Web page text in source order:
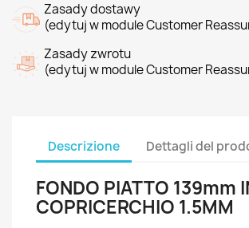
Zasady dostawy
(edytuj w module Customer
Zasady zwrotu
(edytuj w module Customer
Descrizione Dettagli del
FONDO PIATTO 139mm
COPRICERCHIO 1.5MM